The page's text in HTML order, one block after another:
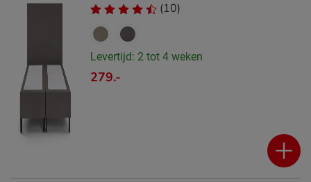
(10)
Levertijd: 2 tot 4 weken
279.-